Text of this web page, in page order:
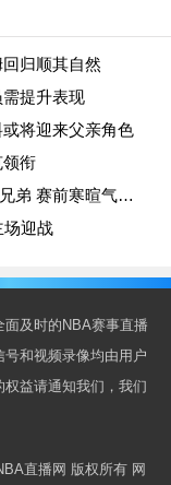
归顺其自然
提升表现
将迎来父亲角色
衔
故地重游！利拉德密尔沃基重逢字母哥兄弟 赛前寒暄气氛融洽
场迎战
及时的NBA赛事直播
和视频录像均由用户
益请通知我们，我们
直播网 版权所有 网